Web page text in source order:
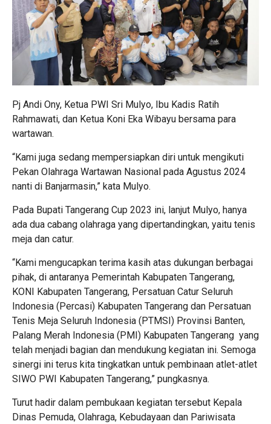
Pj Andi Ony, Ketua PWI Sri Mulyo, Ibu Kadis Ratih
Rahmawati, dan Ketua Koni Eka Wibayu bersama para
wartawan.
“Kami juga sedang mempersiapkan diri untuk mengikuti
Pekan Olahraga Wartawan Nasional pada Agustus 2024
nanti di Banjarmasin,” kata Mulyo.
Pada Bupati Tangerang Cup 2023 ini, lanjut Mulyo, hanya
ada dua cabang olahraga yang dipertandingkan, yaitu tenis
meja dan catur.
“Kami mengucapkan terima kasih atas dukungan berbagai
pihak, di antaranya Pemerintah Kabupaten Tangerang,
KONI Kabupaten Tangerang, Persatuan Catur Seluruh
Indonesia (Percasi) Kabupaten Tangerang dan Persatuan
Tenis Meja Seluruh Indonesia (PTMSI) Provinsi Banten,
Palang Merah Indonesia (PMI) Kabupaten Tangerang yang
telah menjadi bagian dan mendukung kegiatan ini. Semoga
sinergi ini terus kita tingkatkan untuk pembinaan atlet-atlet
SIWO PWI Kabupaten Tangerang,” pungkasnya.
Turut hadir dalam pembukaan kegiatan tersebut Kepala
Dinas Pemuda, Olahraga, Kebudayaan dan Pariwisata